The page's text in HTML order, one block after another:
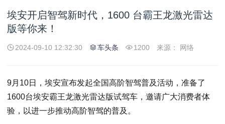
埃安开启智驾新时代，1600 台霸王龙激光雷达
版等你来！
2024-09-10 12:32:30 车头条 1200 来源： 网络
9月10日，埃安宣布发起全国高阶智驾普及活动，准备了
1600台埃安霸王龙激光雷达版试驾车，邀请广大消费者体
验，以进一步推动高阶智驾的普及。